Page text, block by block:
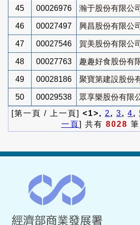
45 00026976 瀚于股份有限公司
46 00027497 興昌股份有限公司
47 00027546 賀美股份有限公司
48 00027763 趣趣好食股份有
49 00028186 聚寶第建設股份
50 00029538
眾享樂股份有限
[第一頁 / 上一頁] <1>, 2 , 3, 4,
一頁] 共有 8028